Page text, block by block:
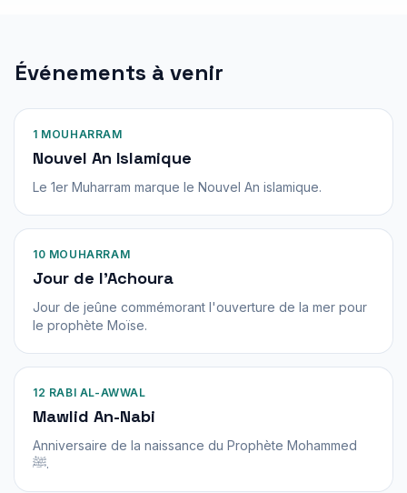
Événements à venir
1 MOUHARRAM
Nouvel An Islamique
Le 1er Muharram marque le Nouvel An islamique.
10 MOUHARRAM
Jour de l'Achoura
Jour de jeûne commémorant l'ouverture de la mer pour
le prophète Moïse.
12 RABI AL-AWWAL
Mawlid An-Nabi
Anniversaire de la naissance du Prophète Mohammed
ﷺ.